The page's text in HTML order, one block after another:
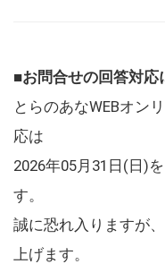
■お問合せの回答対応
とらのあなWEBオン
応は
2026年05月31日(日)
す。
誠に恐れ入りますが
上げます。